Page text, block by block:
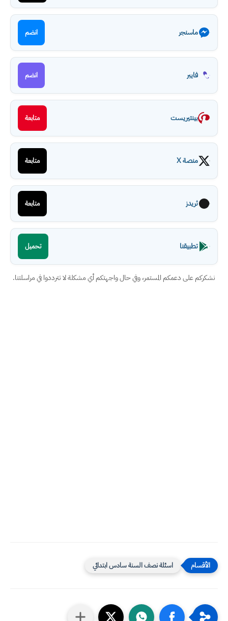
ماسنجر انضم
فايبر انضم
بينتيريست متابعة
منصة X متابعة
ثريدز متابعة
تطبيقنا تحميل
نشكركم على دعمكم المستمر، وفي حال واجهتكم أي مشكلة لا تترددوا في مراسلتنا.
اسئلة نصف السنة سادس ابتدائي